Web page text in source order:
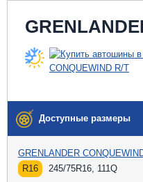
Доступные размеры
GRENLANDER
R16
245/75R16, 111Q